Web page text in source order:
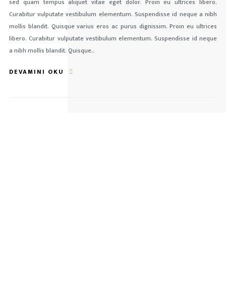
Curabitur vulputate vestibulum elementum. Suspendisse id neque a nibh
mollis blandit. Quisque varius eros ac purus dignissim. Proin eu ultrices
libero. Curabitur vulputate vestibulum elementum. Suspendisse id neque
a nibh mollis blandit. Quisque..
DEVAMINI OKU